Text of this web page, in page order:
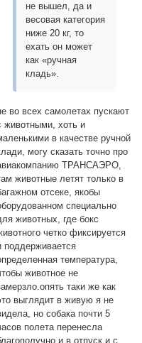
не вышел, да и
весовая категория
ниже 20 кг, то
ехать он может
как «ручная
кладь».
во всех самолетах пускают
животными, хоть и
в качестве ручной
могу сказать точно про
ТРАНСАЭРО,
животные летят только в
отсеке, якобы
специально
животных, где бокс
четко фиксируется
поддерживается
температура,
животное не
таки же как
выглядит в живую я не
но собака почти 5
полета перенесла
и в отпуск и с